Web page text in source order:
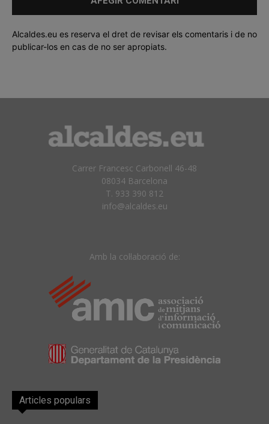
Alcaldes.eu es reserva el dret de revisar els comentaris i de no
publicar-los en cas de no ser apropiats.
Carrer Francesc Carbonell 46-48
08034 Barcelona
T. 933 390 812
info@alcaldes.eu
Amb la col·laboració de:
Articles populars